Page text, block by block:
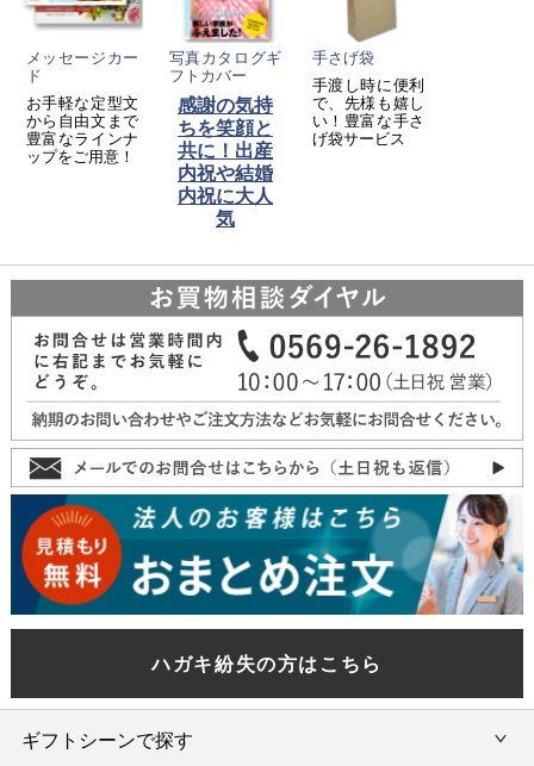
メッセージカー
ド
お手軽な定型文
から自由文まで
豊富なラインナ
ップをご用意！
写真カタログギ
フトカバー
感謝の気持
ちを笑顔と
共に！出産
内祝や結婚
内祝に大人
気
手さげ袋
手渡し時に便利
で、先様も嬉し
い！豊富な手さ
げ袋サービス
ハガキ紛失の方はこちら
ギフトシーンで探す